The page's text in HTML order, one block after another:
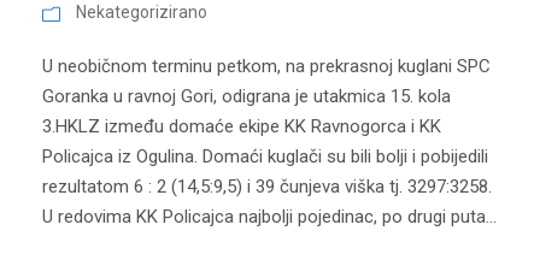
Nekategorizirano
U neobičnom terminu petkom, na prekrasnoj kuglani SPC
Goranka u ravnoj Gori, odigrana je utakmica 15. kola
3.HKLZ između domaće ekipe KK Ravnogorca i KK
Policajca iz Ogulina. Domaći kuglači su bili bolji i pobijedili
rezultatom 6 : 2 (14,5:9,5) i 39 čunjeva viška tj. 3297:3258.
U redovima KK Policajca najbolji pojedinac, po drugi puta...